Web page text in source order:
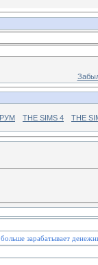
THE SIMS 4 THE
зарабатывает